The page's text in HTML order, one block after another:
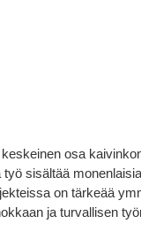
osa
sisältää
on tärkeää
ja turvallisen